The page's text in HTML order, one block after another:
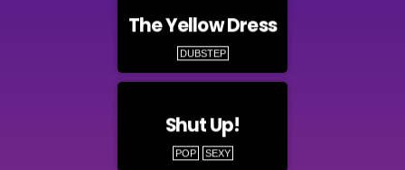
The Yellow Dress
DUBSTEP
Shut Up!
POP SEXY